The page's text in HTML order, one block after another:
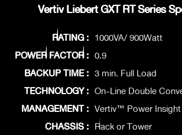
Vertiv Liebert GXT RT Series
RATING : 1000VA/ 900Watt
POWER FACTOR : 0.9
BACKUP TIME : 3 min. Full Load
TECHNOLOGY : On-Line Double
MANAGEMENT : Vertiv™ Power
CHASSIS : Rack or Tower